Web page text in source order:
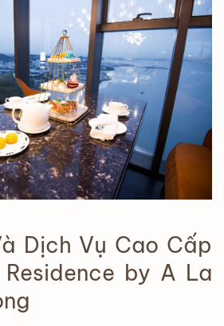
Dịch Vụ Cao Cấp
by A La